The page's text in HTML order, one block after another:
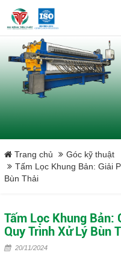
Buy genuine sludge press
Belt Press
Screw Press
Máy sấy bùn
Xưởng sản xuất máy ép
Lược rác đầu nguồn
Trang chủ
Góc kỹ thuật
Tấm Lọc Khung Bản: Giải
Bùn Thải
Tấm Lọc Khung Bản:
Quy Trình Xử Lý Bùn
20/11/2024